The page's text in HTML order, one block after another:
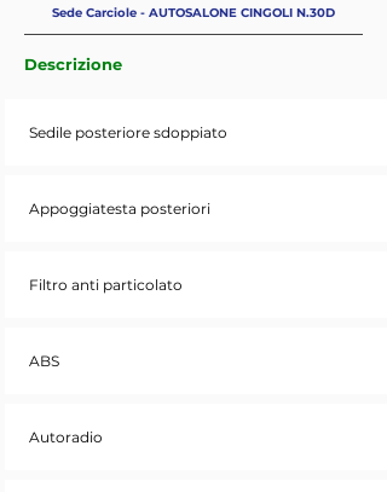
Sede Carciole - AUTOSALONE CINGOLI N.30D
Descrizione
Sedile posteriore sdoppiato
Appoggiatesta posteriori
Filtro anti particolato
ABS
Autoradio